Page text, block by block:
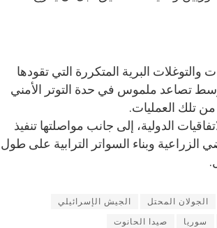
البرية المتكررة التي تقودها
تصاعد ملموس في حدة التوتر الأمني
تلك العمليات.
الدولية، إلى جانب مواصلتها تنفيذ
وبناء السواتر الترابية على طول
الجولان المحتل الجيش الإسرائيلي
سوريا صيدا الحانوت